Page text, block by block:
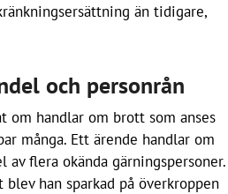
än tidigare,
och personrån
om handlar om brott som anses
många. Ett ärende handlar om
flera okända gärningspersoner.
han sparkad på överkroppen